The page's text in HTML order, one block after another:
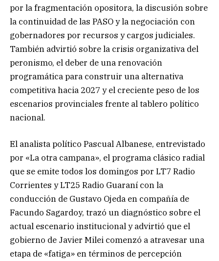
por la fragmentación opositora, la discusión sobre
la continuidad de las PASO y la negociación con
gobernadores por recursos y cargos judiciales.
También advirtió sobre la crisis organizativa del
peronismo, el deber de una renovación
programática para construir una alternativa
competitiva hacia 2027 y el creciente peso de los
escenarios provinciales frente al tablero político
nacional.
El analista político Pascual Albanese, entrevistado
por «La otra campana», el programa clásico radial
que se emite todos los domingos por LT7 Radio
Corrientes y LT25 Radio Guaraní con la
conducción de Gustavo Ojeda en compañía de
Facundo Sagardoy, trazó un diagnóstico sobre el
actual escenario institucional y advirtió que el
gobierno de Javier Milei comenzó a atravesar una
etapa de «fatiga» en términos de percepción